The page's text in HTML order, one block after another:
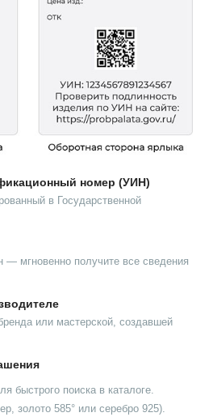
номер (УИН)
в Государственной
— мгновенно получите все сведения
или мастерской, создавшей
быстрого поиска в каталоге.
золото 585° или серебро 925).